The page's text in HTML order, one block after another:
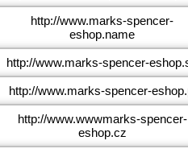
http://www.marks-spencer-
eshop.name
http://www.marks-spencer-
http://www.marks-spencer-
http://www.wwwmarks-spencer-
eshop.cz